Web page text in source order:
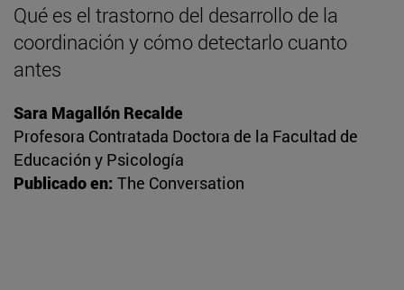
Qué es el trastorno del desarrollo de la
coordinación y cómo detectarlo cuanto
antes
Sara Magallón Recalde
Profesora Contratada Doctora de la Facultad de
Educación y Psicología
Publicado en: The Conversation